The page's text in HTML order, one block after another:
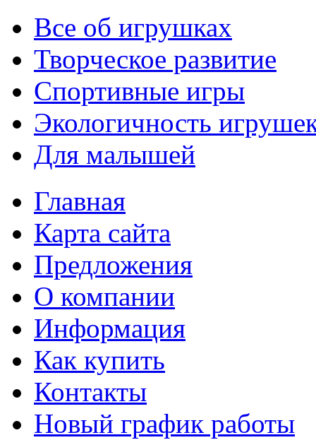
Все об игрушках
Творческое развитие
Спортивные игры
Экологичность
Для малышей
Главная
Карта сайта
Предложения
О компании
Информация
Как купить
Контакты
Новый график работы